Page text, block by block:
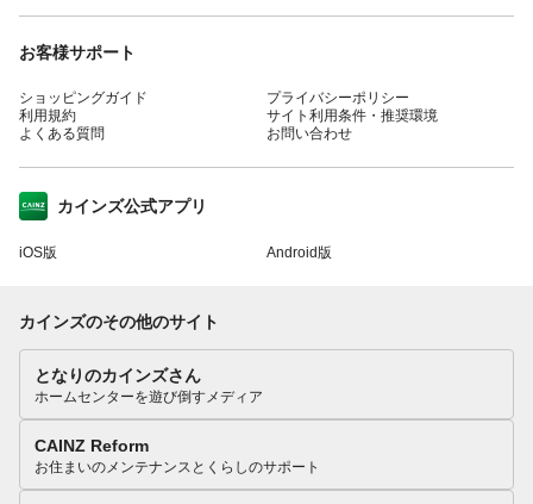
お客様サポート
ショッピングガイド
利用規約
よくある質問
プライバシーポリシー
サイト利用条件・推奨環境
お問い合わせ
カインズ公式アプリ
iOS版 Android版
カインズのその他のサイト
となりのカインズさん
ホームセンターを遊び倒すメディア
CAINZ Reform
お住まいのメンテナンスとくらしのサポート